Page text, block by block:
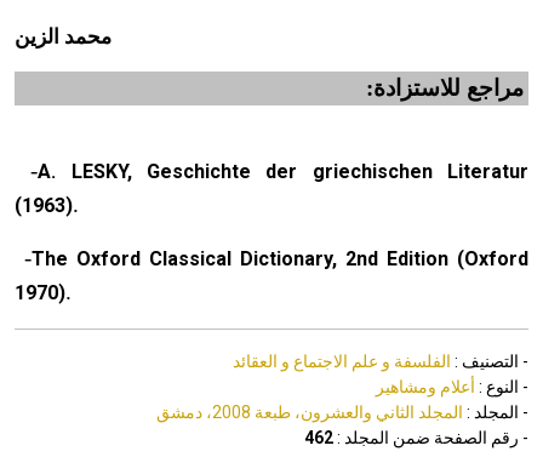
محمد الزين
مراجع للاستزادة:
-A. LESKY, Geschichte der griechischen Literatur
(1963).
-The Oxford Classical Dictionary, 2nd Edition (Oxford
1970).
- التصنيف : الفلسفة و علم الاجتماع و العقائد
- النوع : أعلام ومشاهير
- المجلد : المجلد الثاني والعشرون، طبعة 2008، دمشق
- رقم الصفحة ضمن المجلد :462